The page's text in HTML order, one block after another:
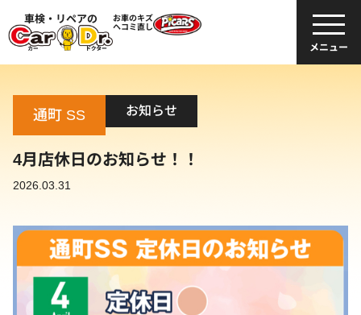
車検・リペアの
お車のキズ
ヘコミ直し
メニュー
通町 SS お知らせ
4月店休日のお知らせ！！
2026.03.31